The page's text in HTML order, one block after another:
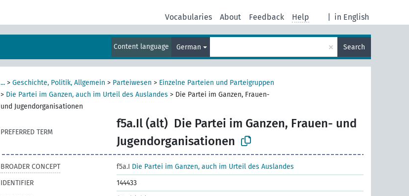
in English
Vocabularies About Feedback Help
Content language German × Search
... > Geschichte, Politik, Allgemein > Parteiwesen > Einzelne Parteien und Parteigruppen
> Die Partei im Ganzen, auch im Urteil des Auslandes > Die Partei im Ganzen, Frauen-
und Jugendorganisationen
PREFERRED TERM
f5a.Il (alt) Die Partei im Ganzen, Frauen- und
Jugendorganisationen
BROADER CONCEPT f5a.I Die Partei im Ganzen, auch im Urteil des Auslandes
IDENTIFIER
144433